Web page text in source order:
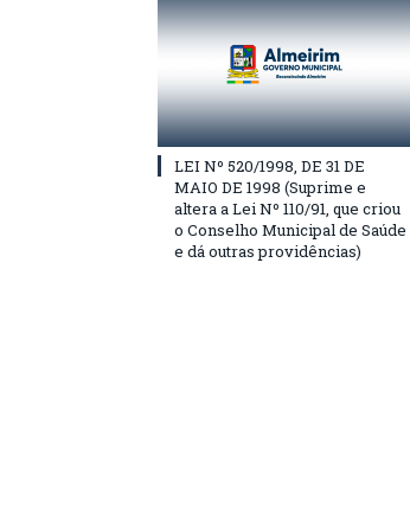
LEI Nº 520/1998, DE 31 DE
MAIO DE 1998 (Suprime e
altera a Lei Nº 110/91, que criou
o Conselho Municipal de Saúde
e dá outras providências)